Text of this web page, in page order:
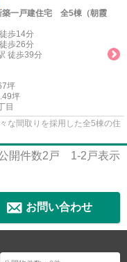
一戸建住宅 全5棟（朝霞
歩14分
歩26分
徒歩39分
坪
坪
目
な間取りを採用した全5棟の住
開件数2 戸 1-2 戸表示
お問い合わせ